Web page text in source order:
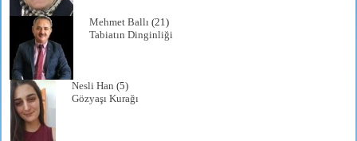
Mehmet Ballı (21)
Tabiatın Dinginliği
Nesli Han (5)
Gözyaşı Kurağı